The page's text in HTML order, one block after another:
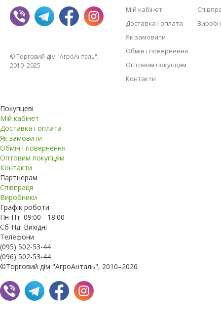
© Торговий дім "АгроАнталь",
2010–2025
Мій кабінет
Доставка і оплата
Як замовити
Обмін і повернення
Оптовим покупцям
Контакти
Покупцеві
Мій кабінет
Доставка і оплата
Як замовити
Обмін і повернення
Оптовим покупцям
Контакти
Партнерам
Співпраця
Виробники
Графік роботи
Пн-Пт: 09:00 - 18:00
Сб-Нд: Вихідні
Телефони
(095) 502-53-44
(096) 502-53-44
©Торговий дім "АгроАнталь", 2010–2026